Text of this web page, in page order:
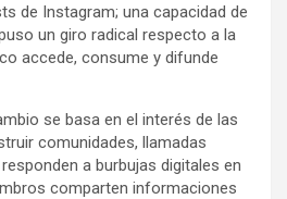
de Instagram; una capacidad de
un giro radical respecto a la
accede, consume y difunde
se basa en el interés de las
comunidades, llamadas
a burbujas digitales en
comparten informaciones